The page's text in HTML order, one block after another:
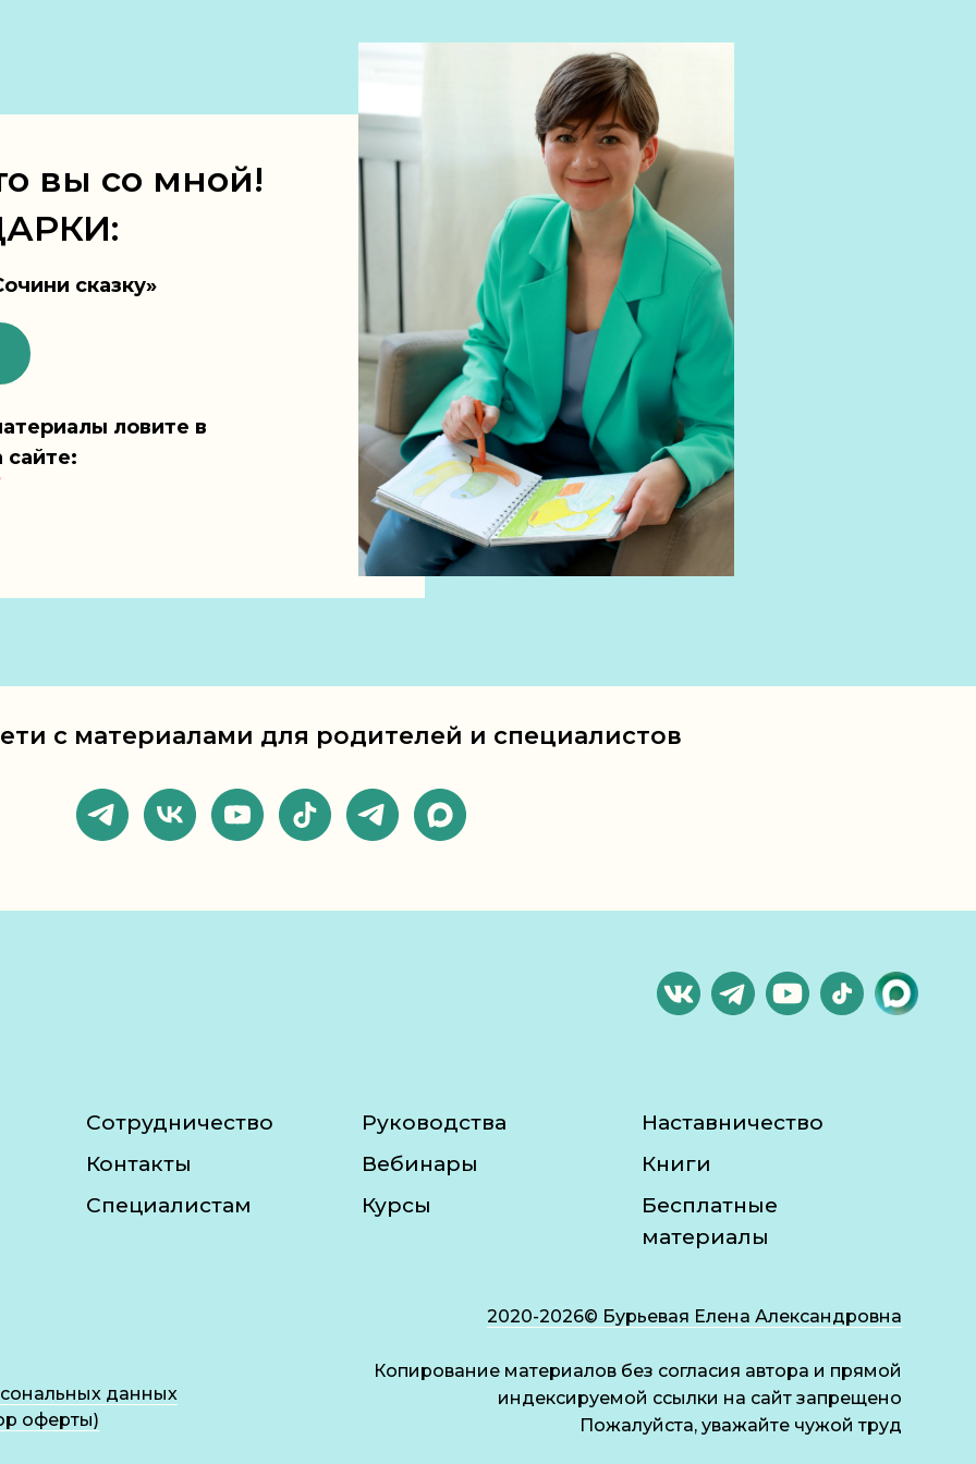
вы со мной!
ловите в
сайте:
сказку»
с материалами для родителей и специалистов
Сотрудничество
Контакты
Руководства
Вебинары
Курсы
Наставничество
Книги
Бесплатные
материалы
данных
оферты)
2020-2026© Бурьевая Елена Александровна
Копирование материалов без согласия автора и прямой
индексируемой ссылки на сайт запрещено
Пожалуйста, уважайте чужой труд
Специалистам